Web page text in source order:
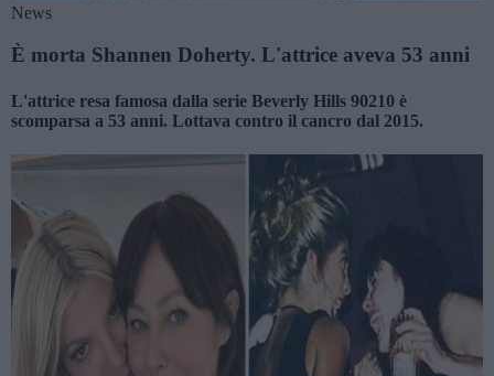
News
È morta Shannen Doherty. L'attrice aveva 53 anni
L'attrice resa famosa dalla serie Beverly Hills 90210 è
scomparsa a 53 anni. Lottava contro il cancro dal 2015.